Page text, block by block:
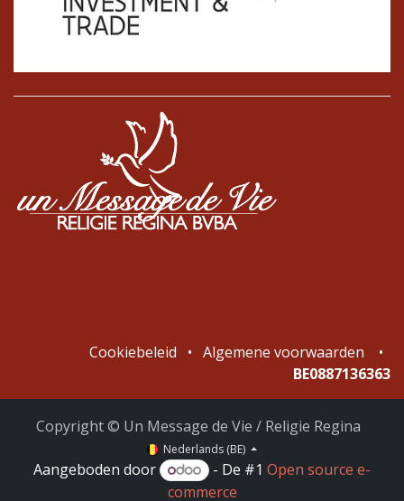
Cookiebeleid • Algemene voorwaarden
•
BE0887136363
Copyright © Un Message de Vie / Religie Regina
Nederlands (BE)
Aangeboden door - De #1 Open source e-
commerce